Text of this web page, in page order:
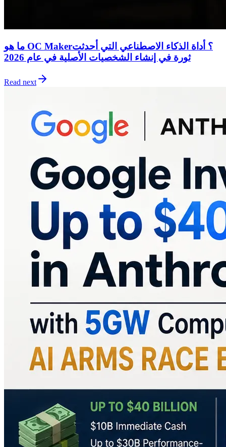
ما هو OC Maker؟ أداة الذكاء الاصطناعي التي أحدثت
ثورة في إنشاء الشخصيات الأصلية في عام 2026
Read next